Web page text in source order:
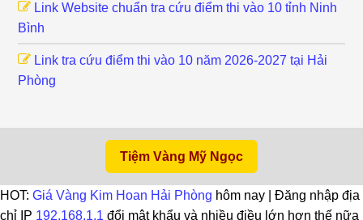
Link Website chuẩn tra cứu điểm thi vào 10 tỉnh Ninh
Bình
Link tra cứu điểm thi vào 10 năm 2026-2027 tại Hải
Phòng
Tiệm Vàng Mỹ Ngọc
HOT: Giá Vàng Kim Hoan Hải Phòng hôm nay | Đăng nhập địa
chỉ IP 192.168.1.1 đổi mật khẩu và nhiều điều lớn hơn thế nữa